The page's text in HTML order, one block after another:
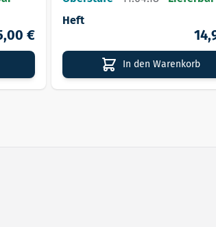
€
Heft
In den Warenkorb